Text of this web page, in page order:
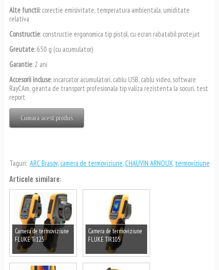
Alte functii: corectie emisivitate, temperatura ambientala, umiditate
relativa
Constructie: constructie ergonomica tip pistol, cu ecran rabatabil protejat
Greutate: 650 g (cu acumulator)
Garantie: 2 ani
Accesorii incluse: incarcator acumulatori, cablu USB, cablu video, software
RayCAm, geanta de transport profesionala tip valiza rezistenta la socuri, test
report
Cumara acest produs
Taguri: ARC Brasov, camera de termoviziune,CHAUVIN ARNOUX, termoviziune
Articole similare:
Camera de termoviziune
FLUKE Ti125
Camera de termoviziune
FLUKE TIR105